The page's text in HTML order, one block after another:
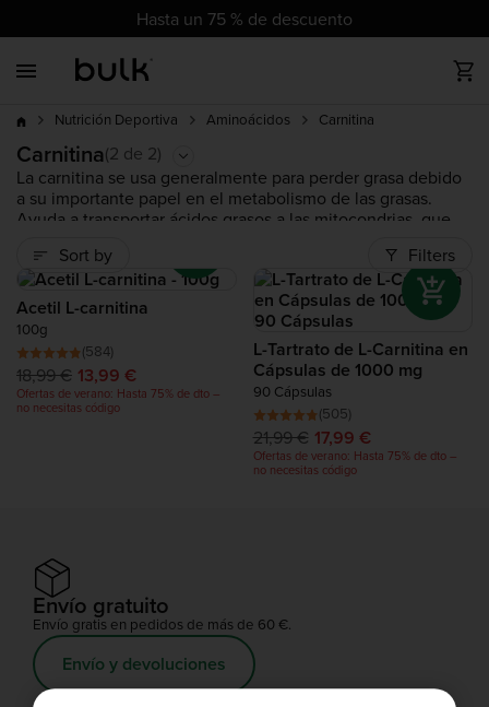
ie es fr plpt ro se
Hasta un 75 % de descuento
Más vendidos
Nuevos productos
Productos de tendencia
Liquidación
Toda la Proteína
Proteína de Suero (Whey Protein)
Proteína Clear Tendencia
Proteína Vegana
Ganadores de Masa (Mass Gainers)
Colágeno Tendencia
Novedad
Complete Food Shake
Barritas de Proteínas
Batidos de Proteínas
Todo Vegano
Proteína Vegana en Polvo
Barritas de Proteínas Veganas
Vitaminas Veganas
Complete Food Shake
Vitaminas
Minerales
Nutrición Deportiva
Pre-Entrenamiento
Suplementos Post-Entrenamiento
Aminoácidos
Carbohidratos
Salud y Bienestar
Complete Food Shake
Alimentación
Mantequillas de Frutos Secos
Accesorios
Ropa de Deporte
Nutrición Deportiva Aminoácidos Carnitina
Carnitina(2 de 2)
La carnitina se usa generalmente para perder grasa debido
a su importante papel en el metabolismo de las grasas.
Ayuda a transportar ácidos grasos a las mitocondrias, que
también tiene beneficios cognitivos, además de reducir el
daño muscular después del ejercicio. Cualquiera que sea la
razón por la que use carnitina, y ya sea Carnitina en
Cápsulas o Carnitina en Polvo,
Bulk™asegura la calidad de
sus productos.
Sort by Filters
Acetil L-carnitina
100g
(584)
18,99 € 13,99 €
Ofertas de verano: Hasta 75% de dto –
no necesitas código
L-Tartrato de L-Carnitina en
Cápsulas de 1000 mg
90 Cápsulas
(505)
21,99 € 17,99 €
Ofertas de verano: Hasta 75% de dto –
no necesitas código
Envío gratuito
Envío gratis en pedidos de más de 60 €.
Envío y devoluciones